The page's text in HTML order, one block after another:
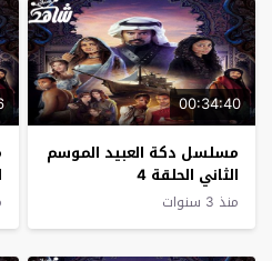
00:34:40
مسلسل دكة العبيد الموسم
الثاني الحلقة 4
منذ 3 سنوات